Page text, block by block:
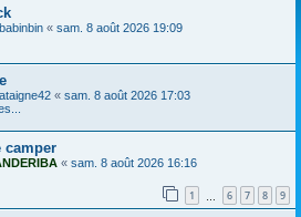
« sam. 8 août 2026 19:09
« sam. 8 août 2026 17:03
camper
« sam. 8 août 2026 16:16
1 6 7 8 9